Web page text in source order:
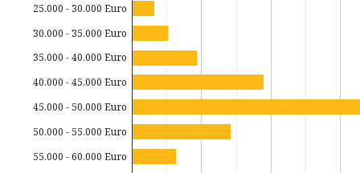
25.000 - 30.000 Euro
30.000 - 35.000 Euro
35.000 - 40.000 Euro
40.000 - 45.000 Euro
45.000 - 50.000 Euro
50.000 - 55.000 Euro
55.000 - 60.000 Euro